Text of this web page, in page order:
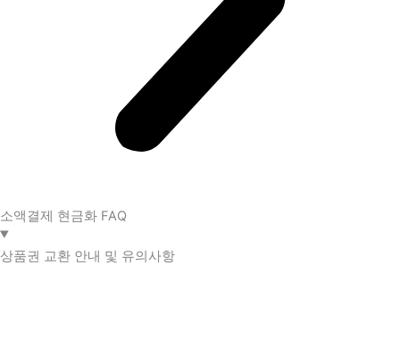
소액결제 현금화 FAQ​
상품권 교환 안내 및 유의사항